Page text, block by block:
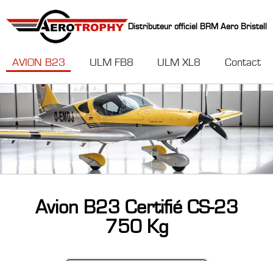
Distributeur officiel BRM Aero Bristell
AVION B23 ULM FB8 ULM XL8 Contact
Avion B23 Certifié CS-23
750 Kg